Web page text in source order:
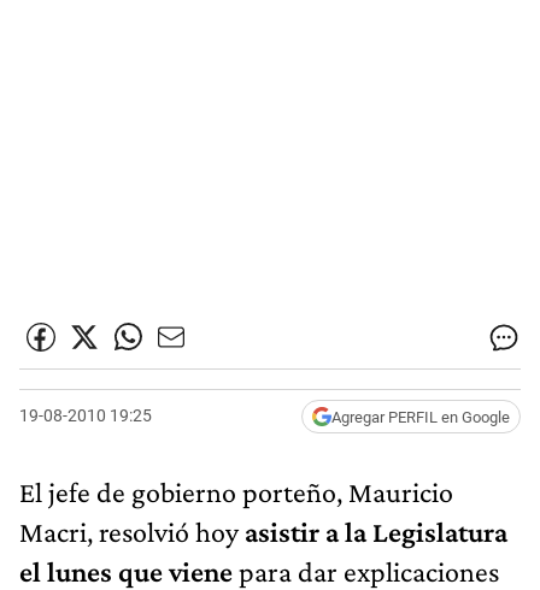
19-08-2010 19:25 Agregar PERFIL en Google
El jefe de gobierno porteño, Mauricio
Macri, resolvió hoyasistir a la Legislatura
el lunes que vienepara dar explicaciones